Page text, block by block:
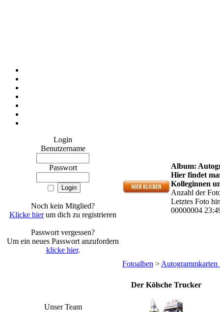
Login
Benutzername
Passwort
Noch kein Mitglied?
Klicke hierum dich zu registrieren
Passwort vergessen?
Um ein neues Passwort anzufordern
klicke hier.
Unser Team
Album:
Hier findet
Kolleginnen
Anzahl der
Letztes Foto
00000004
Fotoalben > Autogrammkarten
Der Kölsche Trucker